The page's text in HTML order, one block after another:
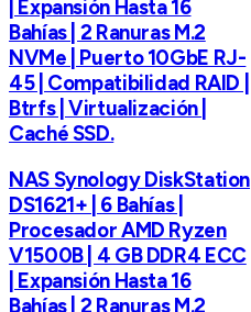
| Expansión Hasta 16
Bahías | 2 Ranuras M.2
NVMe | Puerto 10GbE RJ-
45 | Compatibilidad RAID |
Btrfs | Virtualización |
Caché SSD.
NAS Synology DiskStation
DS1621+ | 6 Bahías |
Procesador AMD Ryzen
V1500B | 4 GB DDR4 ECC
| Expansión Hasta 16
Bahías | 2 Ranuras M.2